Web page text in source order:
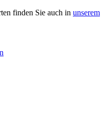
finden Sie auch in unserem